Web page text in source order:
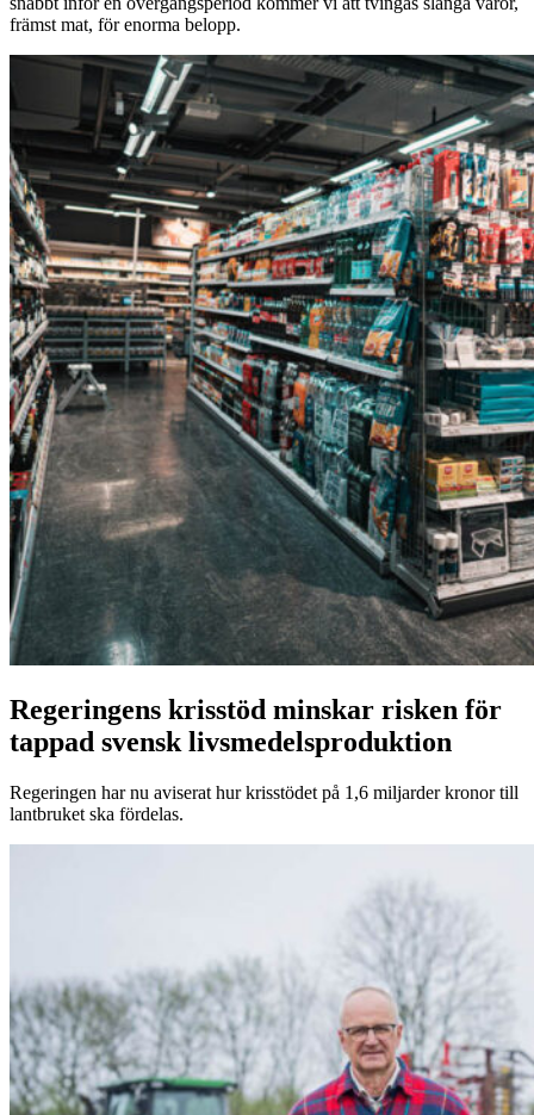
främst mat, för enorma belopp.
Regeringens krisstöd minskar risken för
tappad svensk livsmedelsproduktion
Regeringen har nu aviserat hur krisstödet på 1,6 miljarder kronor till
lantbruket ska fördelas.